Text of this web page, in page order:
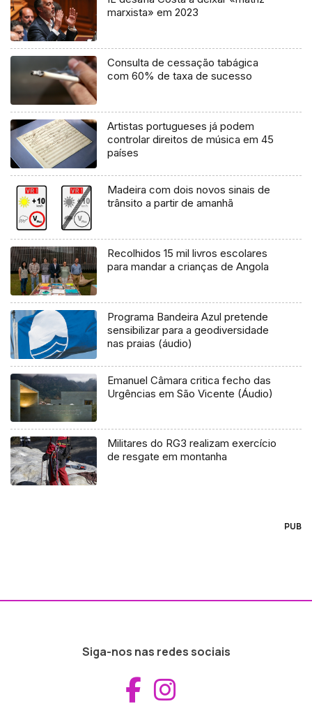
marxista» em 2023
Consulta de cessação tabágica
com 60% de taxa de sucesso
Artistas portugueses já podem
controlar direitos de música em 45
países
Madeira com dois novos sinais de
trânsito a partir de amanhã
Recolhidos 15 mil livros escolares
para mandar a crianças de Angola
Programa Bandeira Azul pretende
sensibilizar para a geodiversidade
nas praias (áudio)
Emanuel Câmara critica fecho das
Urgências em São Vicente (Áudio)
Militares do RG3 realizam exercício
de resgate em montanha
PUB
Siga-nos nas redes sociais
Aceder ao